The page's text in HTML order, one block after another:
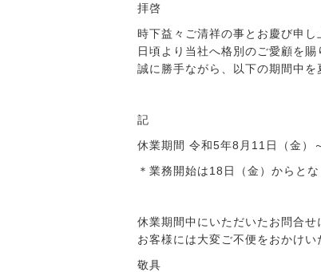
拝啓
時下益々ご清祥の事とお慶び申し
日頃より当社へ格別のご愛顧を賜
誠に勝手ながら、以下の期間中を
記
休業期間 令和5年8月11日（金）
＊業務開始は18日（金）からとな
休業期間中にいただいたお問合せ
お客様には大変ご不便をおかけ
敬具